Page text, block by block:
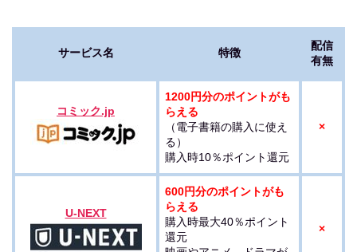
サービス名 特徴
配信
有無
コミック.jp
1200円分のポイントがも
らえる
（電子書籍の購入に使え
る）
購入時10％ポイント還元
×
U-NEXT
600円分のポイントがも
らえる
購入時最大40％ポイント
還元
×